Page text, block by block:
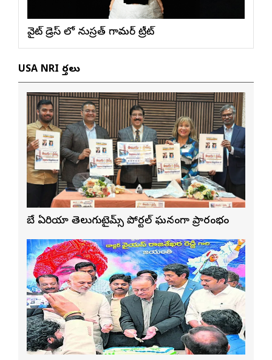
వైట్ డ్రెస్ లో నుస్ర‌త్ గ్లామ‌ర్ ట్రీట్
USA NRI వార్తలు
బే ఏరియా తెలుగుటైమ్స్ పోర్టల్ ఘనంగా ప్రారంభం